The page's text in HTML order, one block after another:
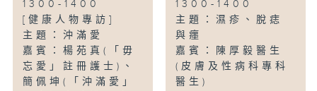
1300-1400
[健康人物專訪]
主題：沖滿愛
嘉賓：楊苑真(「毋
忘愛」註冊護士)、
簡佩坤(「沖滿愛」
1300-1400
主題：濕疹、脫痣
與癦
嘉賓：陳厚毅醫生
(皮膚及性病科專科
醫生)